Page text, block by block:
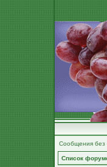
Сообщения без
Список